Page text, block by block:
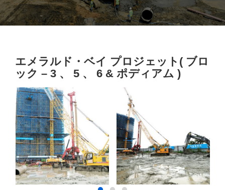
エメラルド・ベイ プロジェット( ブロ
ック – 3 、 5 、 6 & ポディアム )